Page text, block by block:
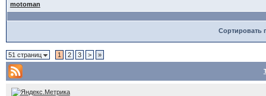
motoman
Сортировать
51 страниц 1 2 3 > »